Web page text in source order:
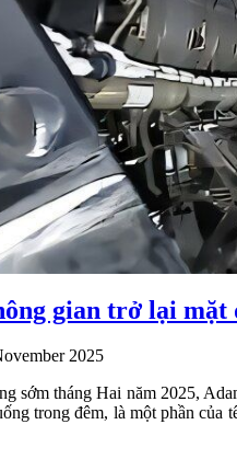
gian trở lại mặt
2025
sớm tháng Hai năm 2025,
trong đêm, là một phần của